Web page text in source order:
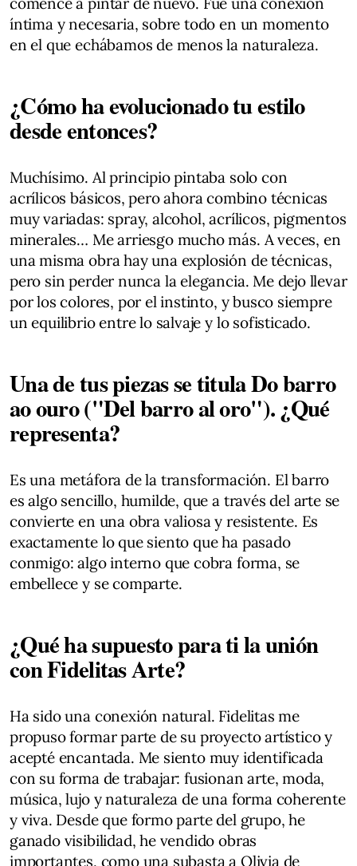
íntima y necesaria, sobre todo en un momento
en el que echábamos de menos la naturaleza.
¿Cómo ha evolucionado tu estilo
desde entonces?
Muchísimo. Al principio pintaba solo con
acrílicos básicos, pero ahora combino técnicas
muy variadas: spray, alcohol, acrílicos, pigmentos
minerales… Me arriesgo mucho más. A veces, en
una misma obra hay una explosión de técnicas,
pero sin perder nunca la elegancia. Me dejo llevar
por los colores, por el instinto, y busco siempre
un equilibrio entre lo salvaje y lo sofisticado.
Una de tus piezas se titula Do barro
ao ouro ("Del barro al oro"). ¿Qué
representa?
Es una metáfora de la transformación. El barro
es algo sencillo, humilde, que a través del arte se
convierte en una obra valiosa y resistente. Es
exactamente lo que siento que ha pasado
conmigo: algo interno que cobra forma, se
embellece y se comparte.
¿Qué ha supuesto para ti la unión
con Fidelitas Arte?
Ha sido una conexión natural. Fidelitas me
propuso formar parte de su proyecto artístico y
acepté encantada. Me siento muy identificada
con su forma de trabajar: fusionan arte, moda,
música, lujo y naturaleza de una forma coherente
y viva. Desde que formo parte del grupo, he
ganado visibilidad, he vendido obras
importantes, como una subasta a Olivia de